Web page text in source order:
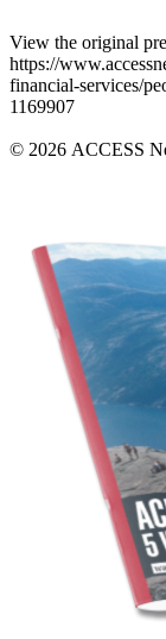
View the original
https://
financial-services/
1169907
© 2026 ACCESS